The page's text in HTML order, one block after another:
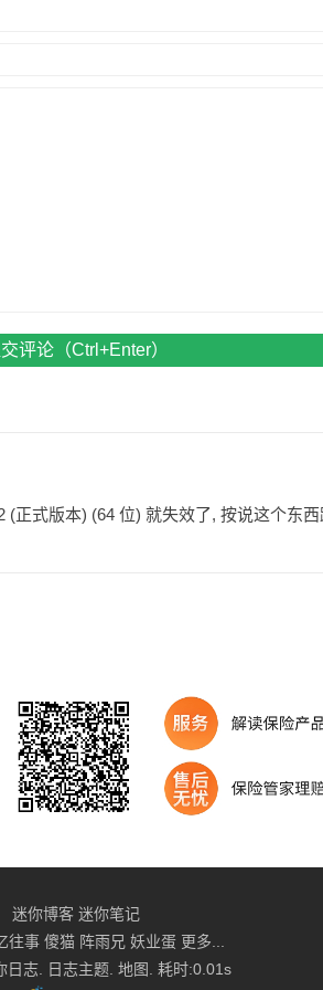
评论（Ctrl+Enter）
(正式版本) (64 位) 就失效了, 按说这个东
迷你博客 迷你笔记
往事 傻猫 阵雨兄 妖业蛋 更多...
日志. 日志主题. 地图 . 耗时:0.01s